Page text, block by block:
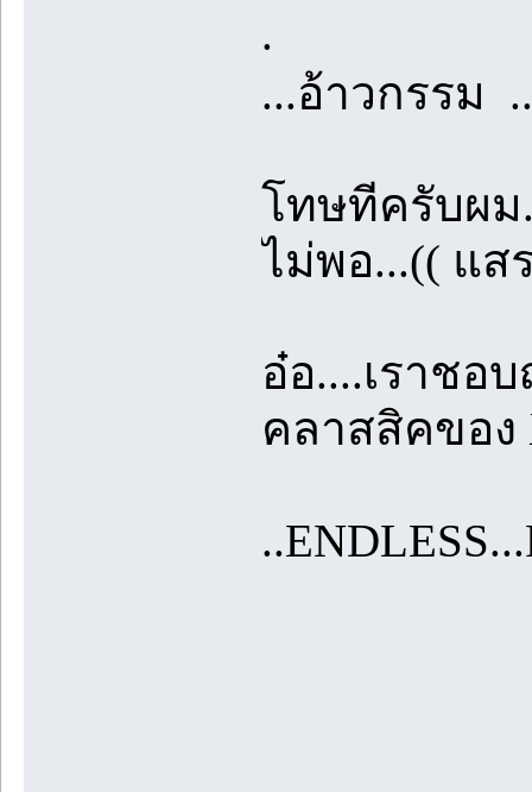
.
...อ้าวกรรม
โทษทีครับผม
ไม่พอ...(( แส
อ๋อ....เราชอ
คลาสสิคของ